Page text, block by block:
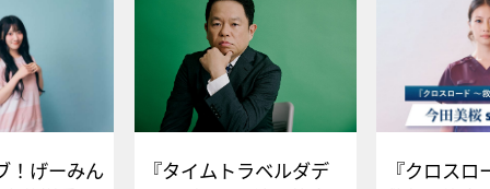
！げーみん
『タイムトラベルダデ
『クロス